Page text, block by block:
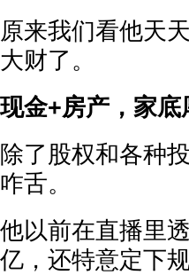
原来我们看他天
大财了。
现金+房产，家底
除了股权和各种
咋舌。
他以前在直播里
亿，还特意定下